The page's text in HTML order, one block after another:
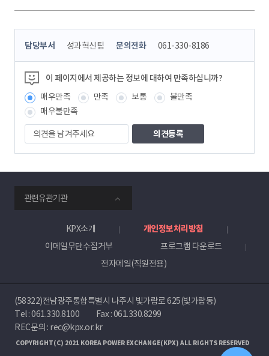
콘
츠
정
보
책
임
자
담당부서 성과혁신팀 문의전화 061-330-8186
이 페이지에서 제공하는 정보에 대하여 만족하십니까?
매우만족
만족 보통
불만족
매우불만족
의
견
을
겨
주
세
요
관련유관기관
KPX소개
개인정보처리방침
이메일무단수집거부
프로그램 다운로드
전자메일(직원전용)
(58322)전남광주통합특별시 나주시 빛가람로 625(빛가람동)
Tel :061.330.8100
Fax : 061.330.8299
REC문의 : rec@kpx.or.kr
COPYRIGHT(C) 2021 KOREA POWER EXCHANGE(KPX) ALL RIGHTS RESERVED